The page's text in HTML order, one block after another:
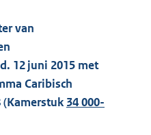
van
12 juni 2015 met
Caribisch
(Kamerstuk 34 000-